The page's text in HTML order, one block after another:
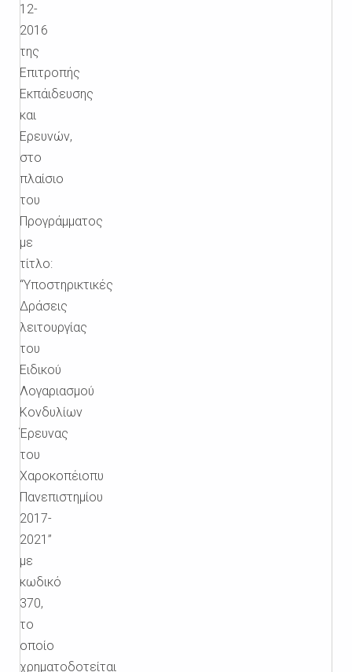
12-
2016
της
Επιτροπής
Εκπάιδευσης
και
Ερευνών,
στο
πλαίσιο
του
Προγράμματος
με
τίτλο:
“Υποστηρικτικές
Δράσεις
λειτουργίας
του
Ειδικού
Λογαριασμού
Κονδυλίων
Έρευνας
του
Χαροκοπέιοπυ
Πανεπιστημίου
2017-
2021”
με
κωδικό
370,
το
οποίο
χρηματοδοτείται